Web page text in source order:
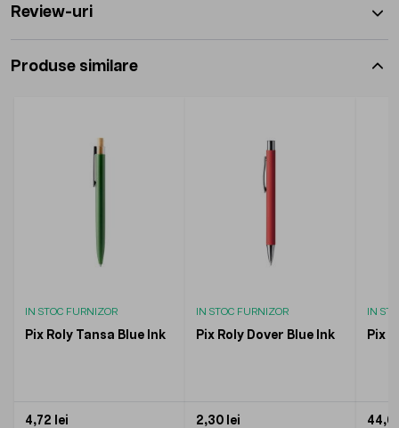
Review-uri
Produse similare
IN STOC FURNIZOR
Pix Roly Tansa Blue Ink
4,72 lei
IN STOC FURNIZOR
Pix Roly Dover Blue Ink
2,30 lei
IN
Pix